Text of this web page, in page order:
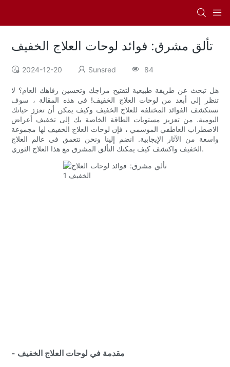
تألق مشرق: فوائد لوحات العلاج الخفيف
2024-12-20 Sunsred 84
هل تبحث عن طريقة طبيعية لتفتيح مزاجك وتحسين رفاهك العام؟ لا
تنظر إلى أبعد من لوحات العلاج الخفيف! في هذه المقالة ، سوف
نستكشف الفوائد المختلفة للعلاج الخفيف وكيف يمكن أن تعزز حياتك
اليومية. من تعزيز مستويات الطاقة الخاصة بك إلى تخفيف أعراض
الاضطراب العاطفي الموسمي ، فإن لوحات العلاج الخفيف لها مجموعة
واسعة من الآثار الإيجابية. انضم إلينا ونحن نتعمق في عالم العلاج
الخفيف واكتشف كيف يمكنك التألق المشرق مع هذا العلاج الثوري.
- مقدمة في لوحات العلاج الخفيف